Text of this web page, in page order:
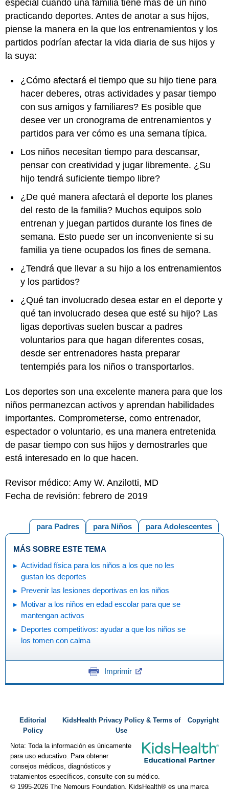
especial cuando una familia tiene más de un niño
practicando deportes. Antes de anotar a sus hijos,
piense la manera en la que los entrenamientos y los
partidos podrían afectar la vida diaria de sus hijos y
la suya:
¿Cómo afectará el tiempo que su hijo tiene para
hacer deberes, otras actividades y pasar tiempo
con sus amigos y familiares? Es posible que
desee ver un cronograma de entrenamientos y
partidos para ver cómo es una semana típica.
Los niños necesitan tiempo para descansar,
pensar con creatividad y jugar libremente. ¿Su
hijo tendrá suficiente tiempo libre?
¿De qué manera afectará el deporte los planes
del resto de la familia? Muchos equipos solo
entrenan y juegan partidos durante los fines de
semana. Esto puede ser un inconveniente si su
familia ya tiene ocupados los fines de semana.
¿Tendrá que llevar a su hijo a los entrenamientos
y los partidos?
¿Qué tan involucrado desea estar en el deporte y
qué tan involucrado desea que esté su hijo? Las
ligas deportivas suelen buscar a padres
voluntarios para que hagan diferentes cosas,
desde ser entrenadores hasta preparar
tentempiés para los niños o transportarlos.
Los deportes son una excelente manera para que los
niños permanezcan activos y aprendan habilidades
importantes. Comprometerse, como entrenador,
espectador o voluntario, es una manera entretenida
de pasar tiempo con sus hijos y demostrarles que
está interesado en lo que hacen.
Revisor médico: Amy W. Anzilotti, MD
Fecha de revisión: febrero de 2019
para Adolescentes
para Niños
para Padres
MÁS SOBRE ESTE TEMA
Actividad física para los niños a los que no les
gustan los deportes
Prevenir las lesiones deportivas en los niños
Motivar a los niños en edad escolar para que se
mantengan activos
Deportes competitivos: ayudar a que los niños se
los tomen con calma
Imprimir
Editorial
Policy
KidsHealth Privacy Policy & Terms of
Use
Copyright
Nota: Toda la información es únicamente
para uso educativo. Para obtener
consejos médicos, diagnósticos y
tratamientos específicos, consulte con su médico.
© 1995-2026 The Nemours Foundation. KidsHealth® es una marca